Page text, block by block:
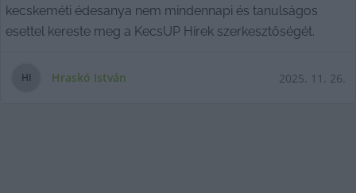
kecskeméti édesanya nem mindennapi és tanulságos
esettel kereste meg a KecsUP Hírek szerkesztőségét.
HI Hraskó István 2025. 11. 26.